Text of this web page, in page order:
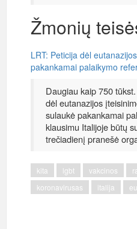
Žmonių
LRT: Peticija dėl
pakankamai palaikymo
Daugiau kaip 750
dėl eutanazijos
sulaukė pakankamai
klausimu Italijoje būtų
trečiadienį pranešė
kita lgbt vakcinos
koronavirusas
italija